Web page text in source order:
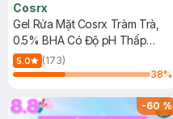
Cosrx
Gel Rửa Mặt Cosrx Tràm Trà,
0.5% BHA Có Độ pH Thấp
150ml
5.0
(173)
38%
-60%